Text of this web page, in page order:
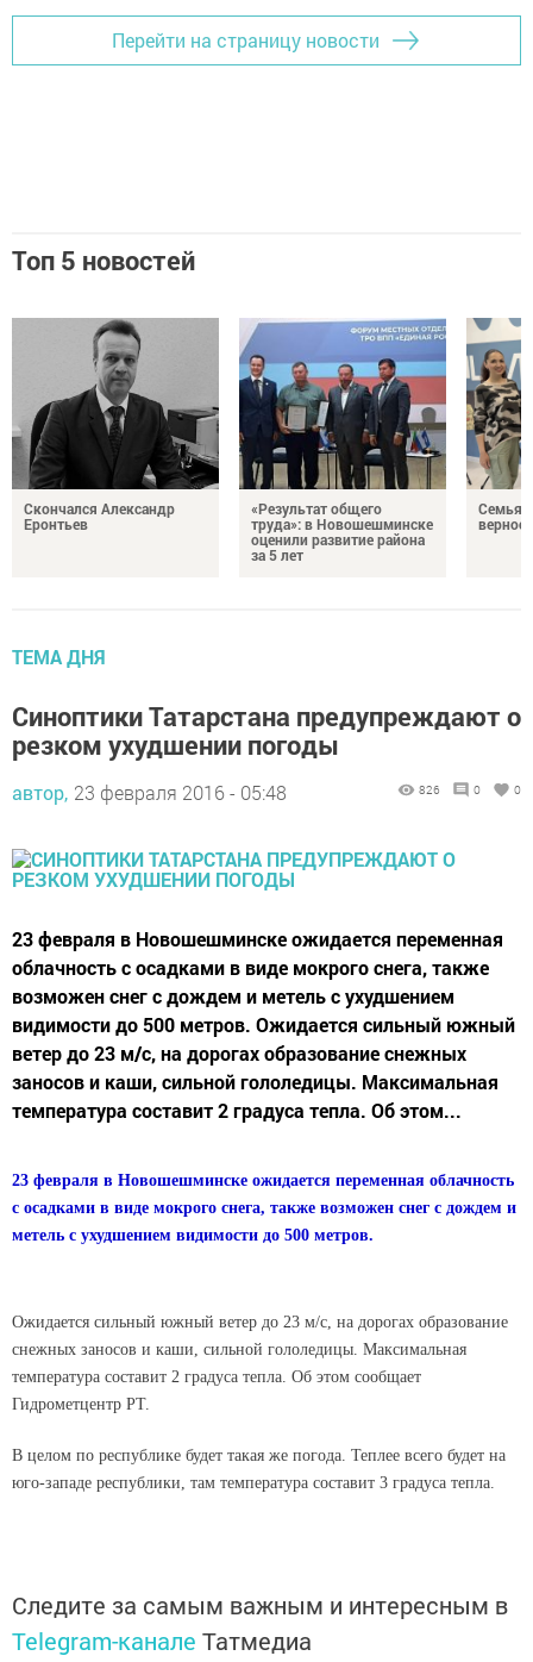
Перейти на страницу новости
Топ 5 новостей
Скончался Александр
Еронтьев
«Результат общего
труда»: в Новошешминске
оценили развитие района
за 5 лет
Семья
ТЕМА ДНЯ
Синоптики Татарстана предупреждают о
резком ухудшении погоды
автор, 23 февраля 2016 - 05:48 826 0 0
23 февраля в Новошешминске ожидается переменная
облачность с осадками в виде мокрого снега, также
возможен снег с дождем и метель с ухудшением
видимости до 500 метров. Ожидается сильный южный
ветер до 23 м/c, на дорогах образование снежных
заносов и каши, сильной гололедицы. Максимальная
температура составит 2 градуса тепла. Об этом...
23 февраля в Новошешминске ожидается переменная облачность
с осадками в виде мокрого снега, также возможен снег с дождем и
метель с ухудшением видимости до 500 метров.
Ожидается сильный южный ветер до 23 м/c, на дорогах образование
снежных заносов и каши, сильной гололедицы. Максимальная
температура составит 2 градуса тепла. Об этом сообщает
Гидрометцентр РТ.
В целом по республике будет такая же погода. Теплее всего будет на
юго-западе республики, там температура составит 3 градуса тепла.
Следите за самым важным и интересным в
Telegram-канале Татмедиа